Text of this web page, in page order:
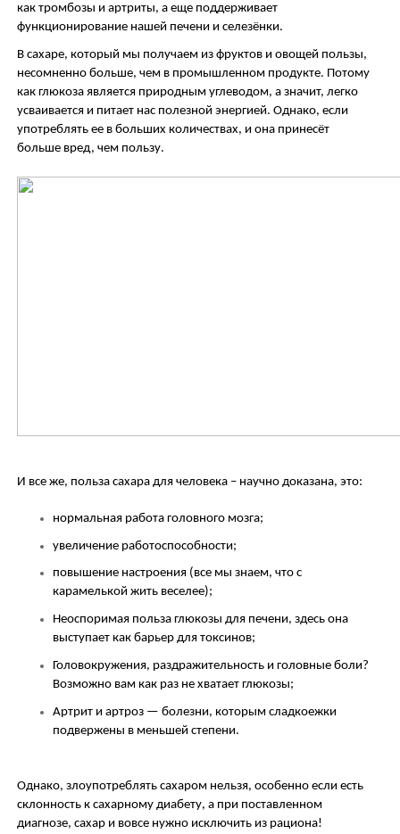
как тромбозы и артриты, а еще поддерживает
функционирование нашей печени и селезёнки.
В сахаре, который мы получаем из фруктов и овощей пользы,
несомненно больше, чем в промышленном продукте. Потому
как глюкоза является природным углеводом, а значит, легко
усваивается и питает нас полезной энергией. Однако, если
употреблять ее в больших количествах, и она принесёт
больше вред, чем пользу.
И все же, польза сахара для человека – научно доказана, это:
нормальная работа головного мозга;
увеличение работоспособности;
повышение настроения (все мы знаем, что с
карамелькой жить веселее);
Неоспоримая польза глюкозы для печени, здесь она
выступает как барьер для токсинов;
Головокружения, раздражительность и головные боли?
Возможно вам как раз не хватает глюкозы;
Артрит и артроз — болезни, которым сладкоежки
подвержены в меньшей степени.
Однако, злоупотреблять сахаром нельзя, особенно если есть
склонность к сахарному диабету, а при поставленном
диагнозе, сахар и вовсе нужно исключить из рациона!